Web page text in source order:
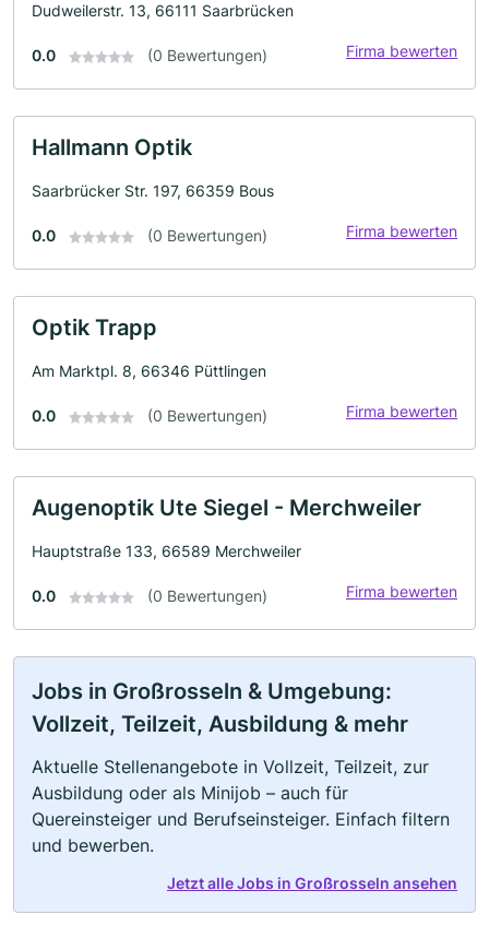
Dudweilerstr. 13, 66111 Saarbrücken
0.0 (0 Bewertungen) Firma bewerten
Hallmann Optik
Saarbrücker Str. 197, 66359 Bous
0.0 (0 Bewertungen) Firma bewerten
Optik Trapp
Am Marktpl. 8, 66346 Püttlingen
0.0 (0 Bewertungen) Firma bewerten
Augenoptik Ute Siegel - Merchweiler
Hauptstraße 133, 66589 Merchweiler
0.0 (0 Bewertungen) Firma bewerten
Jobs in Großrosseln & Umgebung:
Vollzeit, Teilzeit, Ausbildung & mehr
Aktuelle Stellenangebote in Vollzeit, Teilzeit, zur
Ausbildung oder als Minijob – auch für
Quereinsteiger und Berufseinsteiger. Einfach filtern
und bewerben.
Jetzt alle Jobs in Großrosseln ansehen